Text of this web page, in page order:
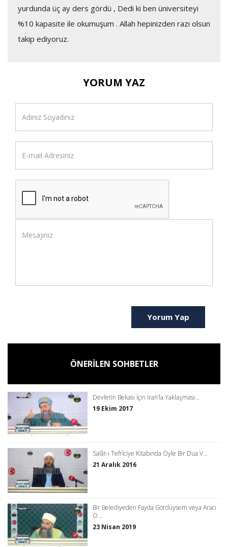
yurdunda üç ay ders gördü , Dedi ki ben üniversiteyi
%10 kapasite ile okumuşum . Allah hepinizden razı olsun
takip ediyoruz.
YORUM YAZ
Yorum Yap
ÖNERİLEN SOHBETLER
Devletin Bekası İçin İran’la Yaklaşması...
19 Ekim 2017
Salât-ı Tefrîciye Kitabında Öyle Bir Dua V...
21 Aralık 2016
Bir Belediyeden Fayda Gördüysem veya Aracı
O...
23 Nisan 2019